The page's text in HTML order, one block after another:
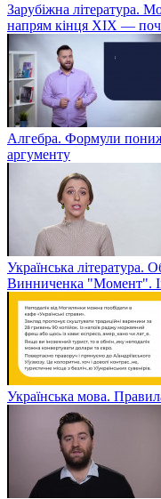
Зарубіжна література.
напрям кінця XIX —
Алгебра. Формули
аргументу
Українська література.
Винниченка "Момент".
Українська мова.